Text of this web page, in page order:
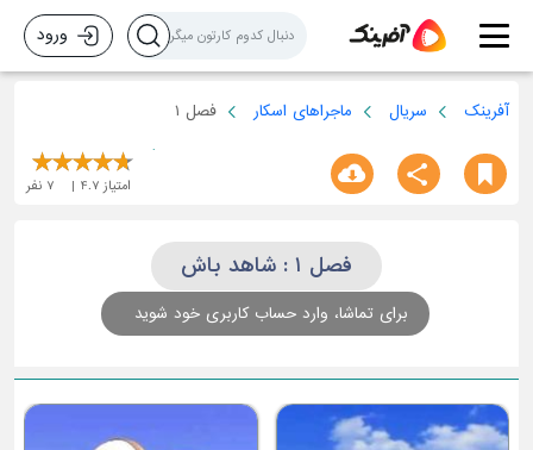
ورود
آفرینک سریال ماجراهای اسکار فصل ۱
امتیاز 4.7
7 نفر
فصل ۱ : شاهد باش
برای تماشا، وارد حساب کاربری خود شوید